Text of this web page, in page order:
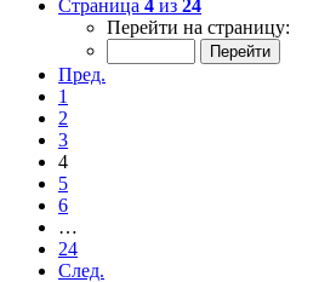
Страница 4 из 24
Перейти на страницу:
Пред.
1
2
3
4
5
6
…
24
След.